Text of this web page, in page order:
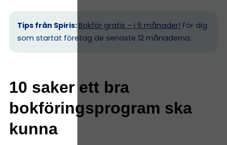
Tips från Spiris: Bokför gratis – i 6 månader! För dig
som startat företag de senaste 12 månaderna.
10 saker ett bra
bokföringsprogram ska
kunna